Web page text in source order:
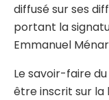
diffusé sur ses
portant la
Emmanuel
Le savoir-faire
être inscrit sur